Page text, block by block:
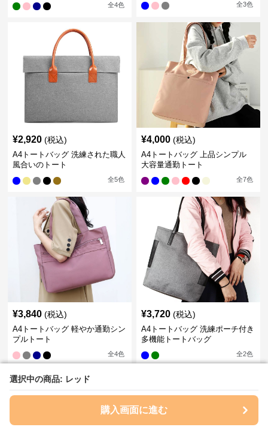
選択中の商品: レッド
購入画面に進む
選択中の商品: レッド
購入画面に進む
全4色 全3色
¥2,920 (税込)
A4トートバッグ 洗練された職人
風合いのトート
全5色
¥4,000 (税込)
A4トートバッグ 上品シンプル
大容量通勤トート
全7色
¥3,840 (税込)
A4トートバッグ 軽やか通勤シン
プルトート
全4色
¥3,720 (税込)
A4トートバッグ 洗練ポーチ付き
多機能トートバッグ
全2色
A4トートバッグの通勤一覧へ ›